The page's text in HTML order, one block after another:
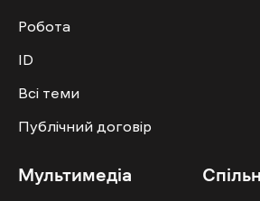
Робота
ID
Всі теми
Публічний договір
Мультимедіа